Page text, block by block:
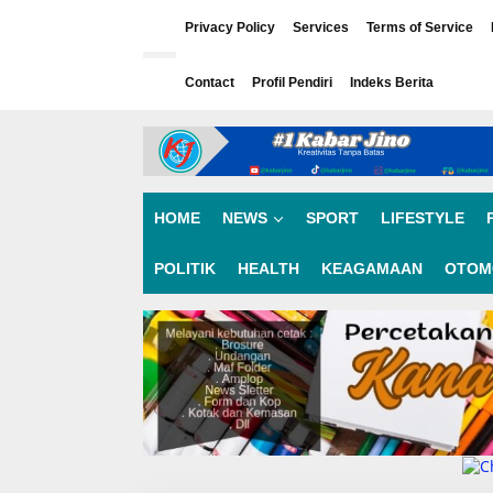
Privacy Policy Services Terms of Service
Contact Profil Pendiri Indeks Berita
HOME NEWS SPORT LIFESTYLE
POLITIK HEALTH KEAGAMAAN